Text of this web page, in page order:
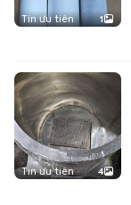
Tin ưu tiên 1
Tin ưu tiên 4